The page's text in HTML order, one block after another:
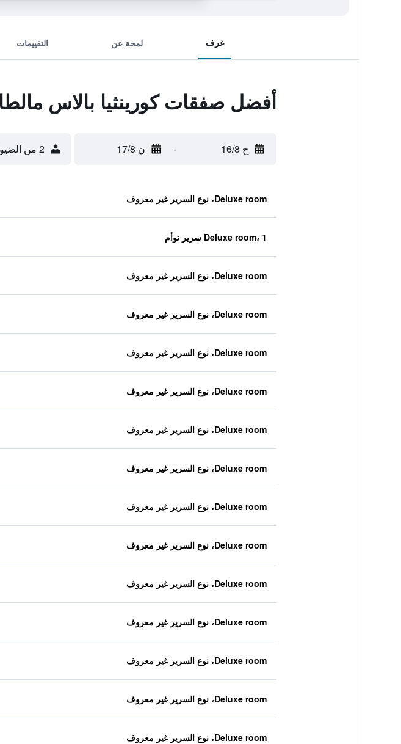
غرف لمحة عن التقييمات
أفضل صفقات كورينثيا بالاس مالطا
ح 16/8 - ن 17/8 2 من الضيوف، غرفة واحدة
Deluxe room، نوع السرير غير معروف
Deluxe room، 1 سرير توأم
Deluxe room، نوع السرير غير معروف
Deluxe room، نوع السرير غير معروف
Deluxe room، نوع السرير غير معروف
Deluxe room، نوع السرير غير معروف
Deluxe room، نوع السرير غير معروف
Deluxe room، نوع السرير غير معروف
Deluxe room، نوع السرير غير معروف
Deluxe room، نوع السرير غير معروف
Deluxe room، نوع السرير غير معروف
Deluxe room، نوع السرير غير معروف
Deluxe room، نوع السرير غير معروف
Deluxe room، نوع السرير غير معروف
Deluxe room، نوع السرير غير معروف